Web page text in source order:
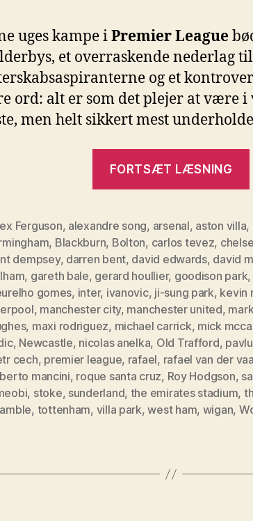
uges kampe iPremier League
et overraskende nederlag
og et
ord: alt er som det plejer at være i
men helt sikkert mest
FORTSÆT LÆSNING
Ferguson, alexandre song, arsenal, aston villa,
, Blackburn, Bolton, carlos tevez,
dempsey, darren bent, david edwards, david
, gareth bale, gerard houllier, goodison park,
gomes, inter, ivanovic, ji-sung park, kevin
, manchester city, manchester united,
, maxi rodriguez, michael carrick, mick
, Newcastle, nicolas anelka, Old Trafford,
cech, premier league, rafael, rafael van der
mancini, roque santa cruz, Roy Hodgson,
, stoke, sunderland, the emirates stadium,
, tottenham, villa park,west ham, wigan,